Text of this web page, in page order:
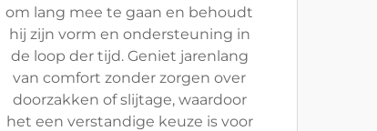
om lang mee te gaan en behoudt
hij zijn vorm en ondersteuning in
de loop der tijd. Geniet jarenlang
van comfort zonder zorgen over
doorzakken of slijtage, waardoor
het een verstandige keuze is voor